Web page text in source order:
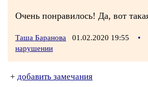
Очень понравилось! Да, вот
Таша Баранова 01.02.2020 19:55 •
нарушении
+ добавить замечания